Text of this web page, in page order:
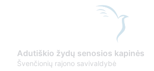
Adutiškio žydų senosios kapinės
Švenčionių rajono savivaldybė